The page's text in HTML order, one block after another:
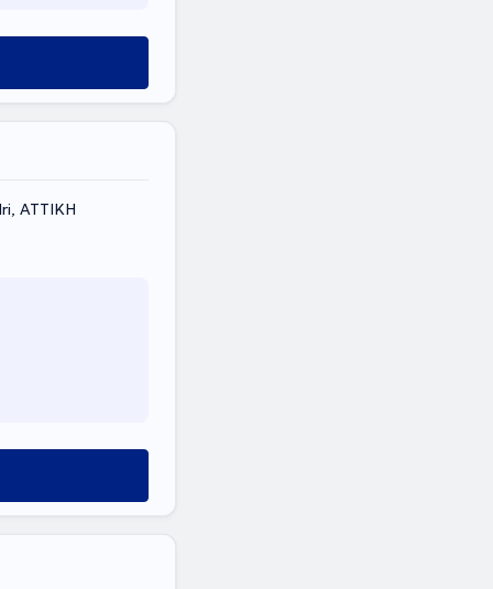
ΑΤΤΙΚΗ